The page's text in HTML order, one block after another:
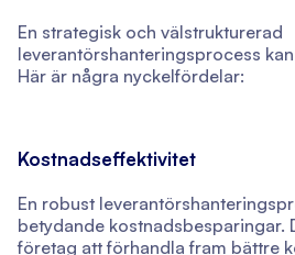
En strategisk och välstrukturerad
leverantörshanteringsprocess
Här är några nyckelfördelar:
Kostnadseffektivitet
En robust
betydande kostnadsbesparingar.
företag att förhandla fram bättre